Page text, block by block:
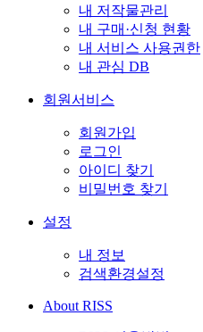
내 저작물관리
내 구매·신청 현황
내 서비스 사용권한
내 관심 DB
회원서비스
회원가입
로그인
아이디 찾기
비밀번호 찾기
설정
내 정보
검색환경설정
About RISS